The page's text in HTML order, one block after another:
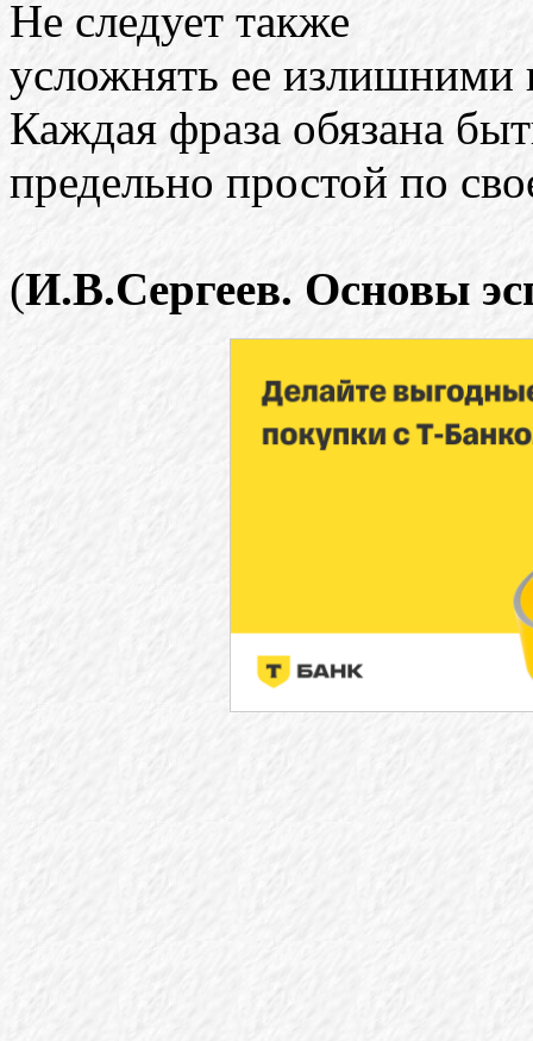
Не следует также
усложнять ее
Каждая фраза обязана
предельно простой по
(И.В.Сергеев. Основы